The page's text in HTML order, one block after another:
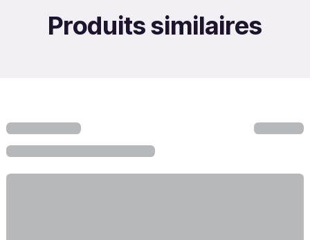
Produits similaires